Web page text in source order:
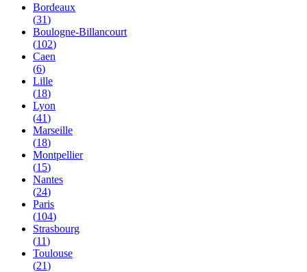
Bordeaux
(31)
Boulogne-Billancourt
(102)
Caen
(6)
Lille
(18)
Lyon
(41)
Marseille
(18)
Montpellier
(15)
Nantes
(24)
Paris
(104)
Strasbourg
(11)
Toulouse
(21)